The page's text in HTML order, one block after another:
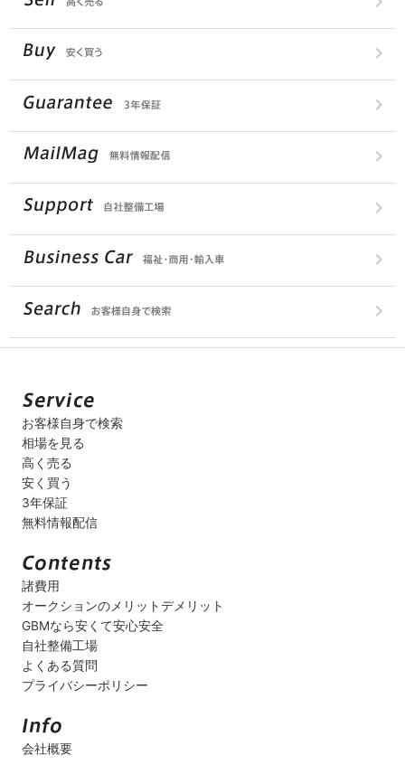
お客様自身で検索
相場を見る
高く売る
安く買う
3年保証
無料情報配信
諸費用
オークションのメリットデメリット
GBMなら安くて安心安全
自社整備工場
よくある質問
プライバシーポリシー
会社概要